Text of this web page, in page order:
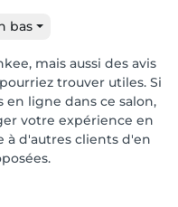
bas
mais aussi des avis
trouver utiles. Si
en ligne dans ce salon,
votre expérience en
à d'autres clients d'en